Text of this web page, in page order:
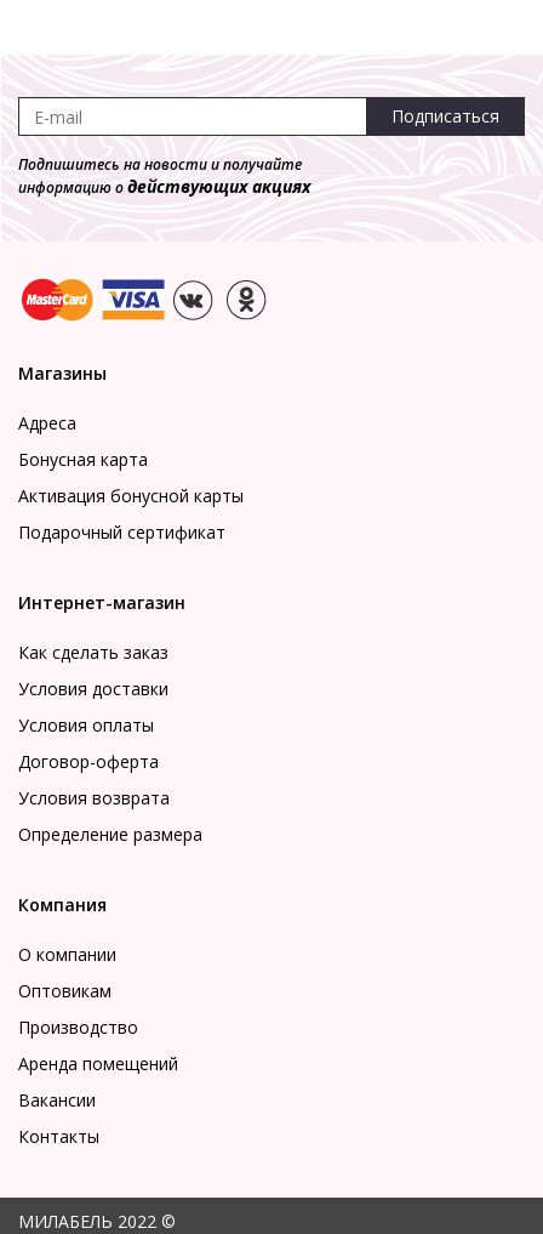
-70%
Футболка MELADO *4518W-20250.1H-513
Подписаться
Подпишитесь на новости и получайте
информацию одействующих акциях
Магазины
Адреса
Бонусная карта
Активация бонусной карты
Подарочный сертификат
Интернет-магазин
Как сделать заказ
Условия доставки
Условия оплаты
Договор-оферта
Условия возврата
Определение размера
Компания
О компании
Оптовикам
Производство
Аренда помещений
Вакансии
Контакты
МИЛАБЕЛЬ 2022 ©